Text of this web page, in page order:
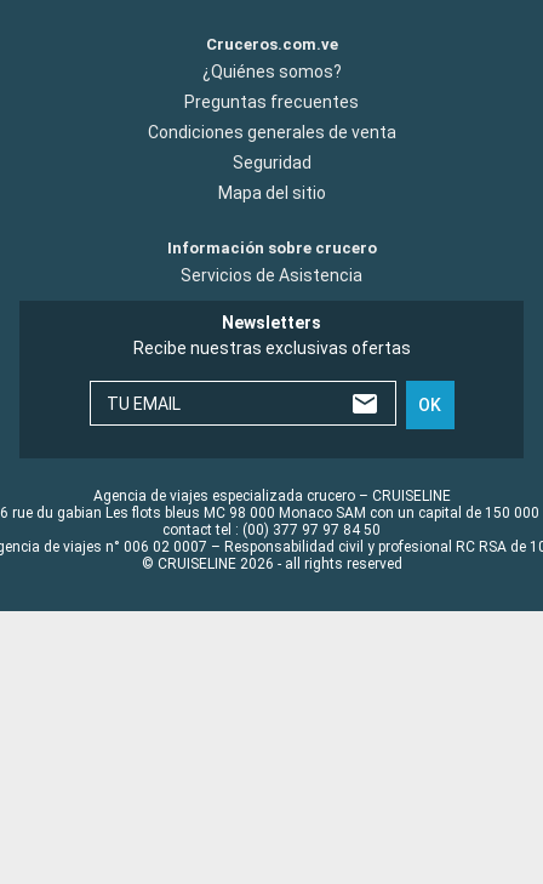
Cruceros.com.ve
¿Quiénes somos?
Preguntas frecuentes
Condiciones generales de venta
Seguridad
Mapa del sitio
Información sobre crucero
Servicios de Asistencia
Newsletters
Recibe nuestras exclusivas ofertas
TU EMAIL OK
Agencia de viajes especializada crucero – CRUISELINE
rue du gabian Les flots bleus MC 98 000 Monaco SAM con un capital de 150 000
contact tel : (00) 377 97 97 84 50
de viajes n° 006 02 0007 – Responsabilidad civil y profesional RC RSA de
© CRUISELINE 2026 - all rights reserved